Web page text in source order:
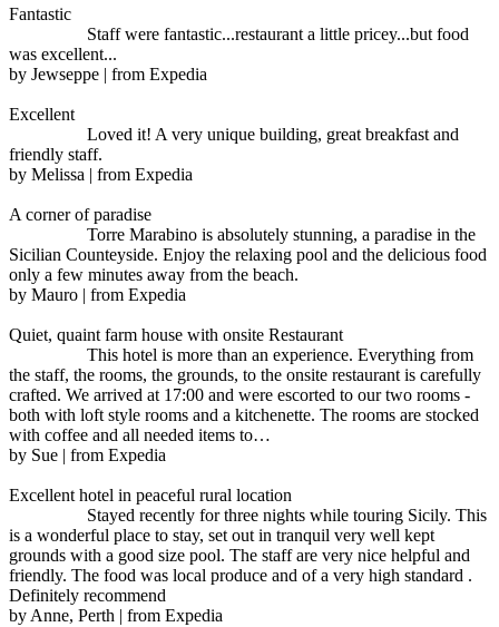
Fantastic
Staff were fantastic...restaurant a little pricey...but food
was excellent...
by Jewseppe | from Expedia
Excellent
Loved it! A very unique building, great breakfast and
friendly staff.
by Melissa | from Expedia
A corner of paradise
Torre Marabino is absolutely stunning, a paradise in the
Sicilian Counteyside. Enjoy the relaxing pool and the delicious food
only a few minutes away from the beach.
by Mauro | from Expedia
Quiet, quaint farm house with onsite Restaurant
This hotel is more than an experience. Everything from
the staff, the rooms, the grounds, to the onsite restaurant is carefully
crafted. We arrived at 17:00 and were escorted to our two rooms -
both with loft style rooms and a kitchenette. The rooms are stocked
with coffee and all needed items to…
by Sue | from Expedia
Excellent hotel in peaceful rural location
Stayed recently for three nights while touring Sicily. This
is a wonderful place to stay, set out in tranquil very well kept
grounds with a good size pool. The staff are very nice helpful and
friendly. The food was local produce and of a very high standard .
Definitely recommend
by Anne, Perth | from Expedia